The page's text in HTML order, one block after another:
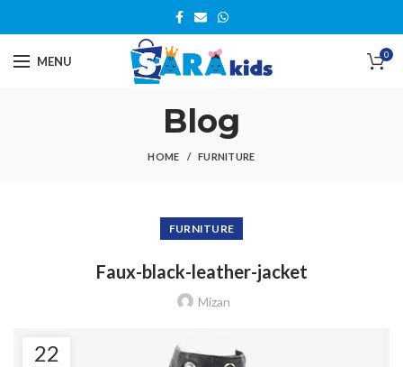
MENU 0
Blog
HOME FURNITURE
FURNITURE
Faux-black-leather-jacket
Mizan
22